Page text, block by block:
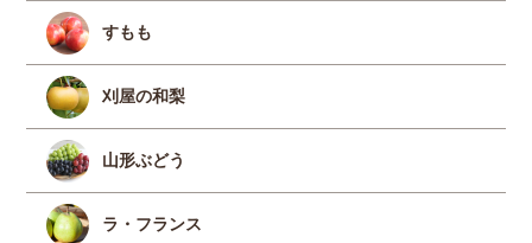
すもも
刈屋の和梨
山形ぶどう
ラ・フランス